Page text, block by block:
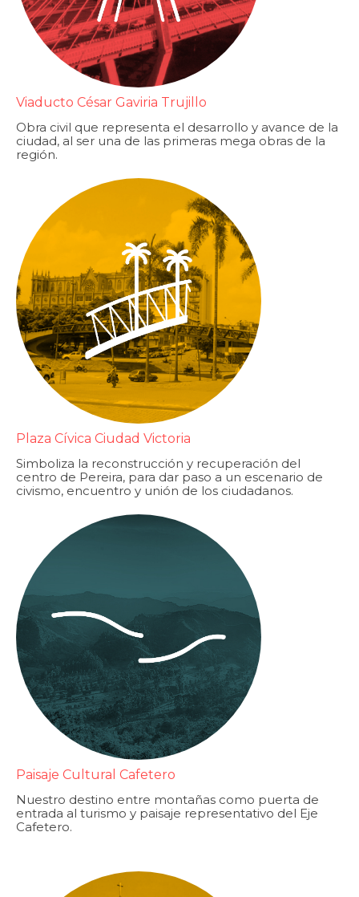
Viaducto César Gaviria Trujillo
Obra civil que representa el desarrollo y avance de la
ciudad, al ser una de las primeras mega obras de la
región.
Plaza Cívica Ciudad Victoria
Simboliza la reconstrucción y recuperación del
centro de Pereira, para dar paso a un escenario de
civismo, encuentro y unión de los ciudadanos.
Paisaje Cultural Cafetero
Nuestro destino entre montañas como puerta de
entrada al turismo y paisaje representativo del Eje
Cafetero.